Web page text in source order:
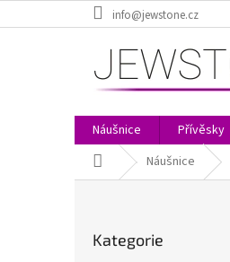
na
info@jewstone.cz
Náušnice Přívěsky
Domů Náušnice
kategorie
Kategorie